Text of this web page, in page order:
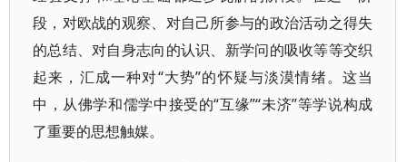
段，对欧战的观察、对自己所参与的政治活动之得失
的总结、对自身志向的认识、新学问的吸收等等交织
起来，汇成一种对“大势”的怀疑与淡漠情绪。这当
中，从佛学和儒学中接受的“互缘”“未济”等学说构成
了重要的思想触媒。